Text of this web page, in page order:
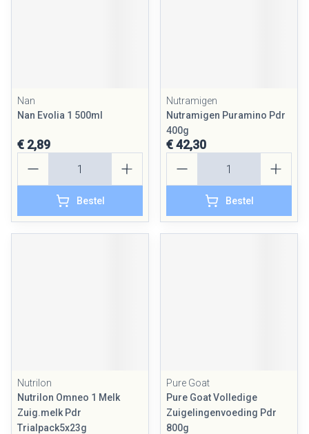
Nan
Nan Evolia 1 500ml
€ 2,89
Bestel
Nutramigen
Nutramigen Puramino Pdr
400g
€ 42,30
Bestel
Nutrilon
Nutrilon Omneo 1 Melk
Zuig.melk Pdr
Trialpack5x23g
Pure Goat
Pure Goat Volledige
Zuigelingenvoeding Pdr
800g